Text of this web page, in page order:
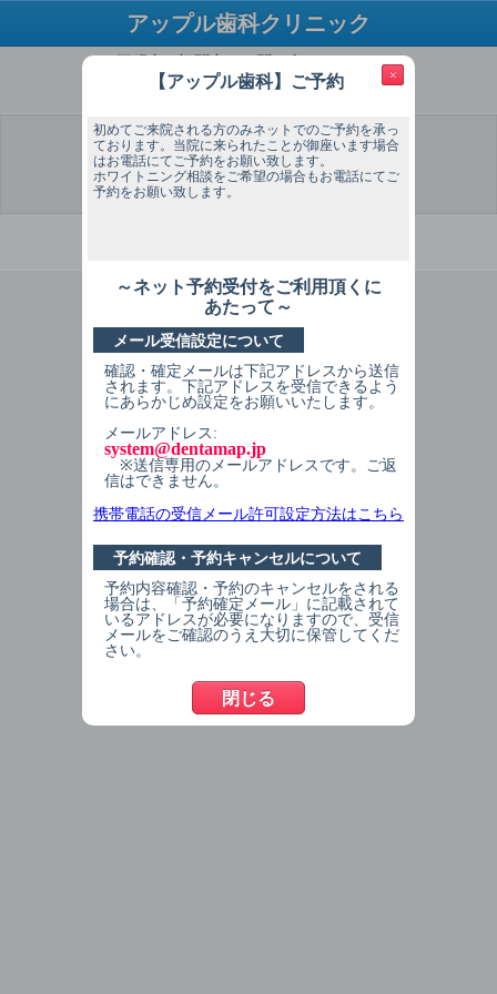
アップル歯科クリニック
ご不明点・疑問点はお問い合わせください
TEL：0120-68-8709
選 択
予約希望
日
予約希望
時間
個人情報
予約内容
予約完了
症状を選択してください
痛みがある
歯が痛い
ハグキが痛い
その他
痛みはない
つめもの（かぶせもの）が取れた
その他
検診
×
【アップル歯科】ご予約
初めてご来院される方のみネットでのご予約を承っ
ております。当院に来られたことが御座います場合
はお電話にてご予約をお願い致します。
ホワイトニング相談をご希望の場合もお電話にてご
予約をお願い致します。
～ネット予約受付をご利用頂くに
あたって～
メール受信設定について
確認・確定メールは下記アドレスから送信
されます。下記アドレスを受信できるよう
にあらかじめ設定をお願いいたします。
メールアドレス:
system@dentamap.jp
※送信専用のメールアドレスです。ご返
信はできません。
携帯電話の受信メール許可設定方法はこちら
予約確認・予約キャンセルについて
予約内容確認・予約のキャンセルをされる
場合は、「予約確定メール」に記載されて
いるアドレスが必要になりますので、受信
メールをご確認のうえ大切に保管してくだ
さい。
閉じる